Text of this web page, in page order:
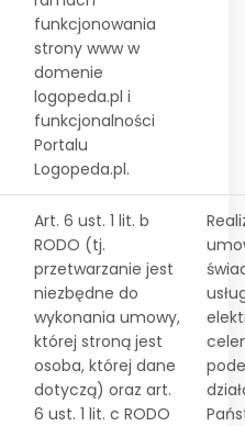
funkcjonowania
strony www w
domenie
logopeda.pl i
funkcjonalności
Portalu
Logopeda.pl.
Art. 6 ust. 1 lit. b
RODO (tj.
przetwarzanie jest
niezbędne do
wykonania umowy,
której stroną jest
osoba, której dane
dotyczą) oraz art.
6 ust. 1 lit. c RODO